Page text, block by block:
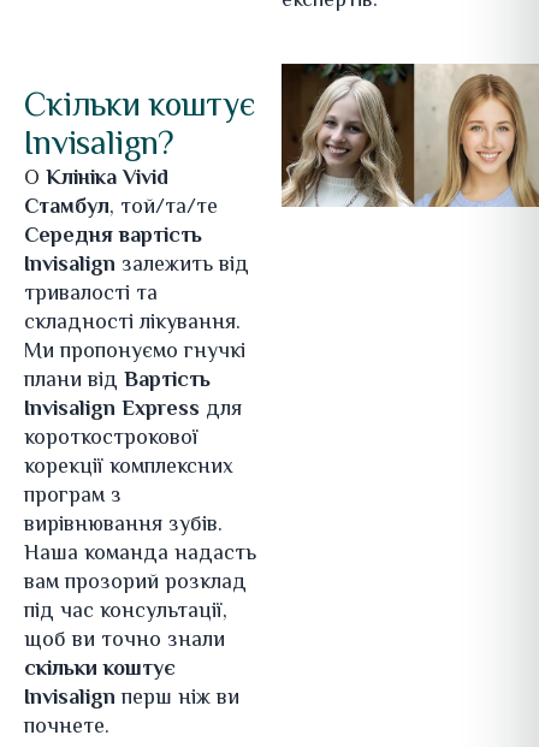
Скільки коштує
Invisalign?
О Клініка Vivid
Стамбул, той/та/те
Середня вартість
Invisalign залежить від
тривалості та
складності лікування.
Ми пропонуємо гнучкі
плани від Вартість
Invisalign Express для
короткострокової
корекції комплексних
програм з
вирівнювання зубів.
Наша команда надасть
вам прозорий розклад
під час консультації,
щоб ви точно знали
скільки коштує
Invisalignперш ніж ви
почнете.